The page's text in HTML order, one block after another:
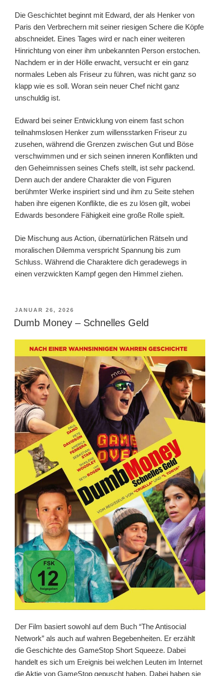
Die Geschichtet beginnt mit Edward, der als Henker von
Paris den Verbrechern mit seiner riesigen Schere die Köpfe
abschneidet. Eines Tages wird er nach einer weiteren
Hinrichtung von einer ihm unbekannten Person erstochen.
Nachdem er in der Hölle erwacht, versucht er ein ganz
normales Leben als Friseur zu führen, was nicht ganz so
klapp wie es soll. Woran sein neuer Chef nicht ganz
unschuldig ist.
Edward bei seiner Entwicklung von einem fast schon
teilnahmslosen Henker zum willensstarken Friseur zu
zusehen, während die Grenzen zwischen Gut und Böse
verschwimmen und er sich seinen inneren Konflikten und
den Geheimnissen seines Chefs stellt, ist sehr packend.
Denn auch der andere Charakter die von Figuren
berühmter Werke inspiriert sind und ihm zu Seite stehen
haben ihre eigenen Konflikte, die es zu lösen gilt, wobei
Edwards besondere Fähigkeit eine große Rolle spielt.
Die Mischung aus Action, übernatürlichen Rätseln und
moralischen Dilemma verspricht Spannung bis zum
Schluss. Während die Charaktere dich geradewegs in
einen verzwickten Kampf gegen den Himmel ziehen.
VERÖFFENTLICHT
AM
JANUAR 26, 2026
Dumb Money – Schnelles Geld
Der Film basiert sowohl auf dem Buch “The Antisocial
Network” als auch auf wahren Begebenheiten. Er erzählt
die Geschichte des GameStop Short Squeeze. Dabei
handelt es sich um Ereignis bei welchen Leuten im Internet
die Aktie von GameStop gepuscht haben. Dabei haben sie